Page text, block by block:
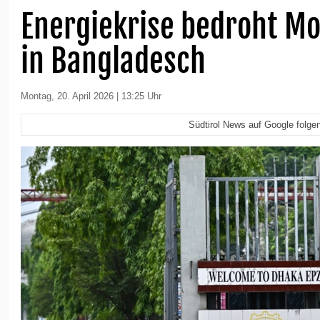
Energiekrise bedroht
in Bangladesch
Montag, 20. April 2026 | 13:25 Uhr
Südtirol News auf Google